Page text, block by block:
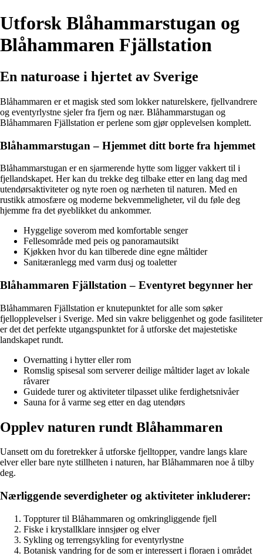
Utforsk Blåhammarstugan og
Blåhammaren Fjällstation
En naturoase i hjertet av Sverige
Blåhammaren er et magisk sted som lokker naturelskere, fjellvandrere
og eventyrlystne sjeler fra fjern og nær. Blåhammarstugan og
Blåhammaren Fjällstation er perlene som gjør opplevelsen komplett.
Blåhammarstugan – Hjemmet ditt borte fra hjemmet
Blåhammarstugan er en sjarmerende hytte som ligger vakkert til i
fjellandskapet. Her kan du trekke deg tilbake etter en lang dag med
utendørsaktiviteter og nyte roen og nærheten til naturen. Med en
rustikk atmosfære og moderne bekvemmeligheter, vil du føle deg
hjemme fra det øyeblikket du ankommer.
Hyggelige soverom med komfortable senger
Fellesområde med peis og panoramautsikt
Kjøkken hvor du kan tilberede dine egne måltider
Sanitæranlegg med varm dusj og toaletter
Blåhammaren Fjällstation – Eventyret begynner her
Blåhammaren Fjällstation er knutepunktet for alle som søker
fjellopplevelser i Sverige. Med sin vakre beliggenhet og gode fasiliteter
er det det perfekte utgangspunktet for å utforske det majestetiske
landskapet rundt.
Overnatting i hytter eller rom
Romslig spisesal som serverer deilige måltider laget av lokale
råvarer
Guidede turer og aktiviteter tilpasset ulike ferdighetsnivåer
Sauna for å varme seg etter en dag utendørs
Opplev naturen rundt Blåhammaren
Uansett om du foretrekker å utforske fjelltopper, vandre langs klare
elver eller bare nyte stillheten i naturen, har Blåhammaren noe å tilby
deg.
Nærliggende severdigheter og aktiviteter inkluderer:
Toppturer til Blåhammaren og omkringliggende fjell
Fiske i krystallklare innsjøer og elver
Sykling og terrengsykling for eventyrlystne
Botanisk vandring for de som er interessert i floraen i området